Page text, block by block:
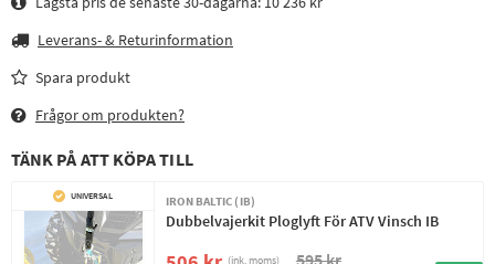
Leverans- & Returinformation
Spara produkt
Frågor om produkten?
TÄNK PÅ ATT KÖPA TILL
UNIVERSAL IRON BALTIC (IB)
Dubbelvajerkit Ploglyft För ATV Vinsch IB
(ink. moms)